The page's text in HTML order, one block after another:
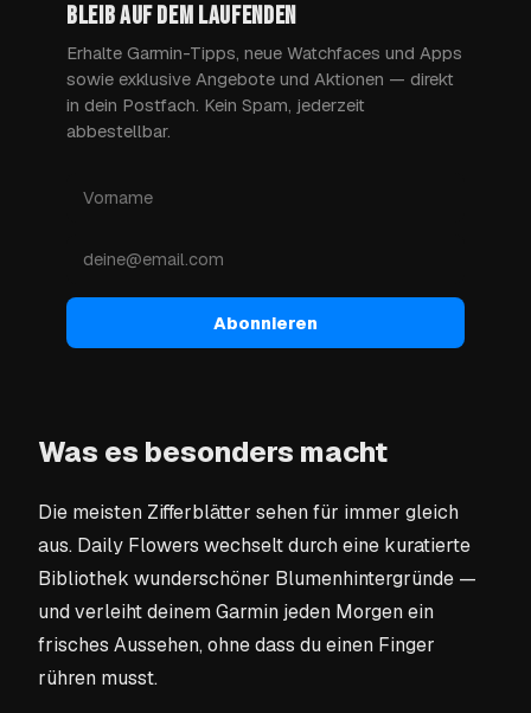
BLEIB AUF DEM LAUFENDEN
Erhalte Garmin-Tipps, neue Watchfaces und Apps
sowie exklusive Angebote und Aktionen — direkt
in dein Postfach. Kein Spam, jederzeit
abbestellbar.
Abonnieren
Was es besonders macht
Die meisten Zifferblätter sehen für immer gleich
aus. Daily Flowers wechselt durch eine kuratierte
Bibliothek wunderschöner Blumenhintergründe —
und verleiht deinem Garmin jeden Morgen ein
frisches Aussehen, ohne dass du einen Finger
rühren musst.